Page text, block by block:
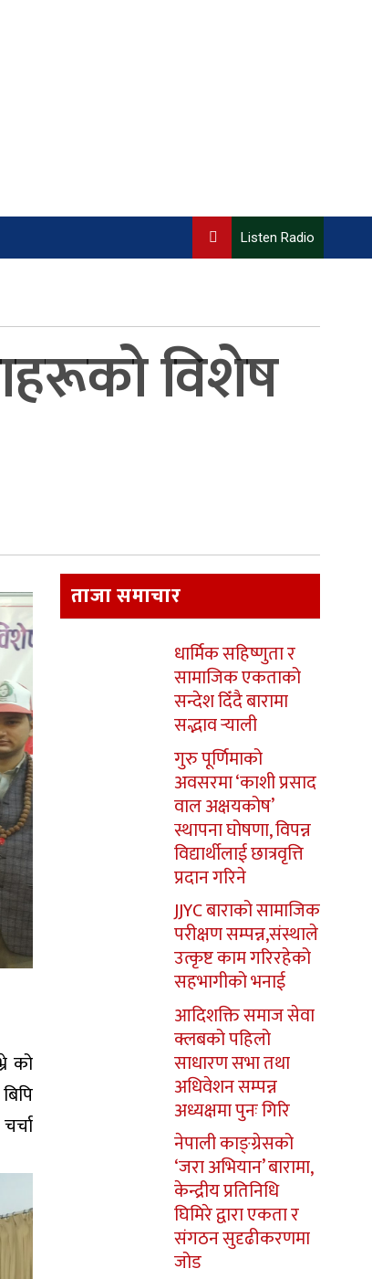
Listen Radio
विशेष
को
ताजा समाचार
धार्मिक सहिष्णुता र
सामाजिक एकताको
सन्देश दिँदै बारामा
सद्भाव र्‍याली
गुरु पूर्णिमाको
अवसरमा ‘काशी प्रसाद
वाल अक्षयकोष’
स्थापना घोषणा, विपन्न
विद्यार्थीलाई छात्रवृत्ति
प्रदान गरिने
JJYC बाराको सामाजिक
परीक्षण सम्पन्न,संस्थाले
उत्कृष्ट काम गरिरहेको
सहभागीको भनाई
आदिशक्ति समाज सेवा
क्लबको पहिलो
साधारण सभा तथा
अधिवेशन सम्पन्न
अध्यक्षमा पुनः गिरि
नेपाली काङ्ग्रेसको
‘जरा अभियान’ बारामा,
केन्द्रीय प्रतिनिधि
घिमिरे द्वारा एकता र
संगठन सुदृढीकरणमा
जोड